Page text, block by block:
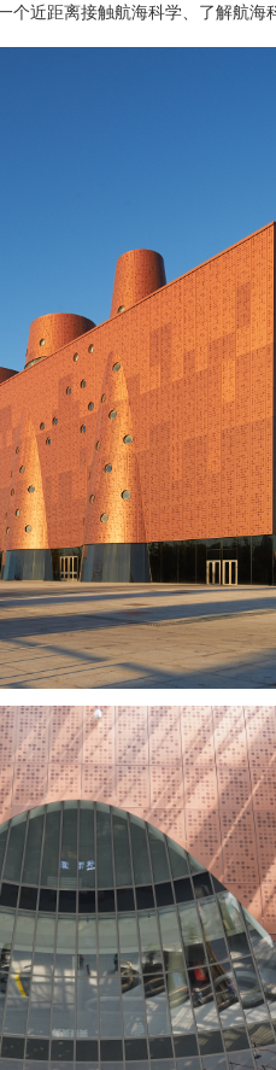
个近距离接触航海科学、了解航海